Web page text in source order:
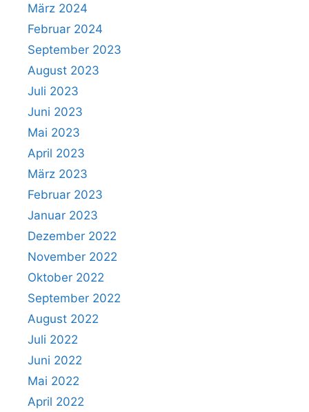
März 2024
Februar 2024
September 2023
August 2023
Juli 2023
Juni 2023
Mai 2023
April 2023
März 2023
Februar 2023
Januar 2023
Dezember 2022
November 2022
Oktober 2022
September 2022
August 2022
Juli 2022
Juni 2022
Mai 2022
April 2022